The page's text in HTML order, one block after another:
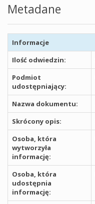
Metadane
Informacje
Ilość odwiedzin:
Podmiot
udostępniający:
Nazwa dokumentu:
Skrócony opis:
Osoba, która
wytworzyła
informację:
Osoba, która
udostępnia
informację: